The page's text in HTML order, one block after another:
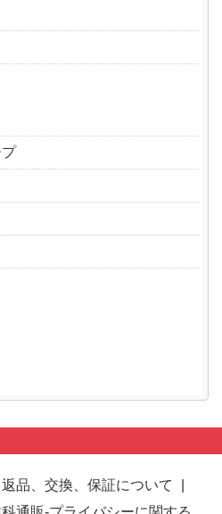
品、交換、保証について